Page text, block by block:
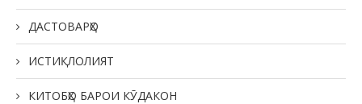
ДАСТОВАРҲО
ИСТИҚЛОЛИЯТ
КИТОБҲО БАРОИ КӮДАКОН